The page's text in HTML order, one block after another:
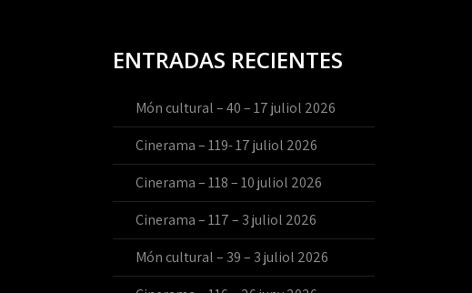
ENTRADAS RECIENTES
Món cultural – 40 – 17 juliol 2026
Cinerama – 119- 17 juliol 2026
Cinerama – 118 – 10 juliol 2026
Cinerama – 117 – 3 juliol 2026
Món cultural – 39 – 3 juliol 2026